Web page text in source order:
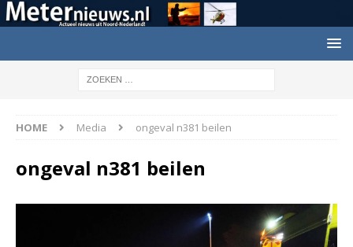
HOME Media ongeval n381 beilen
ongeval n381 beilen